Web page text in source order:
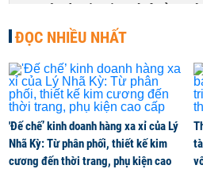
Cuộc đua 'xuống phố' của
KINH DOANH - 1 phút trước
Khối ngoại quay đầu bán
CHỨNG KHOÁN - 1 phút trước
Đề xuất dự án bất động sản
ĐỌC NHIỀU NHẤT
'Đế chế’ kinh doanh hàng xa xỉ của Lý
Nhã Kỳ: Từ phân phối, thiết kế kim
cương đến thời trang, phụ kiện cao